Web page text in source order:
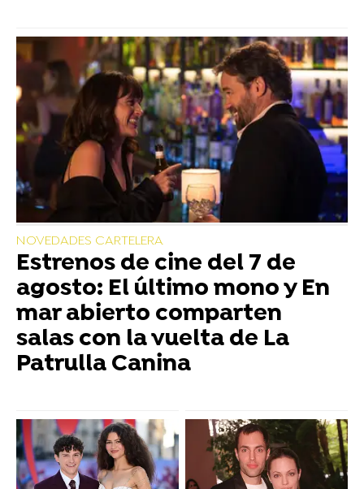
NOVEDADES CARTELERA
Estrenos de cine del 7 de
agosto: El último mono y En
mar abierto comparten
salas con la vuelta de La
Patrulla Canina